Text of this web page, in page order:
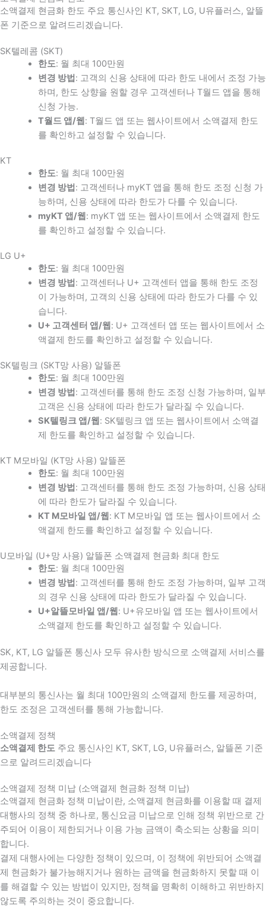
소액결제 현금화 한도 주요 통신사인 KT, SKT, LG, U유플러스, 알뜰
폰 기준으로 알려드리겠습니다.
SK텔레콤 (SKT)
한도: 월 최대 100만원
변경 방법 : 고객의 신용 상태에 따라 한도 내에서 조정 가능
하며, 한도 상향을 원할 경우 고객센터나 T월드 앱을 통해
신청 가능.
T월드 앱/웹 : T월드 앱 또는 웹사이트에서 소액결제 한도
를 확인하고 설정할 수 있습니다.
KT
한도: 월 최대 100만원
변경 방법 : 고객센터나 myKT 앱을 통해 한도 조정 신청 가
능하며, 신용 상태에 따라 한도가 다를 수 있습니다.
myKT 앱/웹 : myKT 앱 또는 웹사이트에서 소액결제 한도
를 확인하고 설정할 수 있습니다.
LG U+
한도: 월 최대 100만원
변경 방법 : 고객센터나 U+ 고객센터 앱을 통해 한도 조정
이 가능하며, 고객의 신용 상태에 따라 한도가 다를 수 있
습니다.
U+ 고객센터 앱/웹 : U+ 고객센터 앱 또는 웹사이트에서 소
액결제 한도를 확인하고 설정할 수 있습니다.
SK텔링크 (SKT망 사용) 알뜰폰
한도: 월 최대 100만원
변경 방법 : 고객센터를 통해 한도 조정 신청 가능하며, 일부
고객은 신용 상태에 따라 한도가 달라질 수 있습니다.
SK텔링크 앱/웹 : SK텔링크 앱 또는 웹사이트에서 소액결
제 한도를 확인하고 설정할 수 있습니다.
KT M모바일 (KT망 사용) 알뜰폰
한도: 월 최대 100만원
변경 방법 : 고객센터를 통해 한도 조정 가능하며, 신용 상태
에 따라 한도가 달라질 수 있습니다.
KT M모바일 앱/웹 : KT M모바일 앱 또는 웹사이트에서 소
액결제 한도를 확인하고 설정할 수 있습니다.
U모바일 (U+망 사용) 알뜰폰 소액결제 현금화 최대 한도
한도: 월 최대 100만원
변경 방법 : 고객센터를 통해 한도 조정 가능하며, 일부 고객
의 경우 신용 상태에 따라 한도가 달라질 수 있습니다.
U+알뜰모바일 앱/웹 : U+유모바일 앱 또는 웹사이트에서
소액결제 한도를 확인하고 설정할 수 있습니다.
SK, KT, LG 알뜰폰 통신사 모두 유사한 방식으로 소액결제 서비스를
제공합니다.
대부분의 통신사는 월 최대 100만원의 소액결제 한도를 제공하며,
한도 조정은 고객센터를 통해 가능합니다.
소액결제 정책
소액결제 한도 주요 통신사인 KT, SKT, LG, U유플러스, 알뜰폰 기준
으로 알려드리겠습니다
소액결제 정책 미납 (소액결제 현금화 정책 미납)
소액결제 현금화 정책 미납이란, 소액결제 현금화를 이용할 때 결제
대행사의 정책 중 하나로, 통신요금 미납으로 인해 정책 위반으로 간
주되어 이용이 제한되거나 이용 가능 금액이 축소되는 상황을 의미
합니다.
결제 대행사에는 다양한 정책이 있으며, 이 정책에 위반되어 소액결
제 현금화가 불가능해지거나 원하는 금액을 현금화하지 못할 때 이
를 해결할 수 있는 방법이 있지만, 정책을 명확히 이해하고 위반하지
않도록 주의하는 것이 중요합니다.